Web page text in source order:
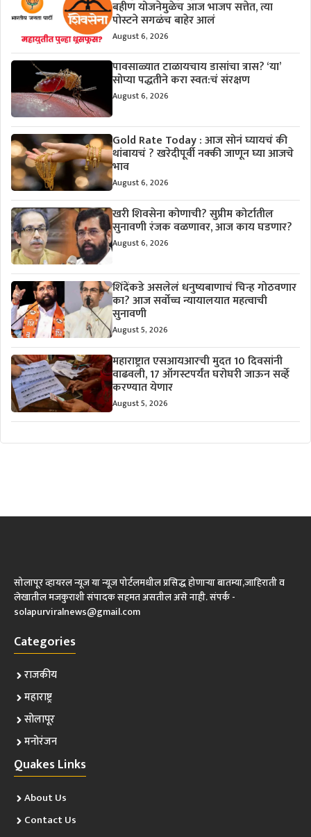
बहीण योजनेमुळेच आज भाजप सत्तेत, त्या
पोस्टने सगळंच बाहेर आलं
August 6, 2026
पावसाळ्यात टाळायचाय डासांचा त्रास? ‘या’
सोप्या पद्धतीने करा स्वत:चं संरक्षण
August 6, 2026
Gold Rate Today : आज सोनं घ्यायचं की
थांबायचं ? खरेदीपूर्वी नक्की जाणून घ्या आजचे
भाव
August 6, 2026
खरी शिवसेना कोणाची? सुप्रीम कोर्टातील
सुनावणी रंजक वळणावर, आज काय घडणार?
August 6, 2026
शिंदेंकडे असलेलं धनुष्यबाणाचं चिन्ह गोठवणार
का? आज सर्वोच्च न्यायालयात महत्वाची
सुनावणी
August 5, 2026
महाराष्ट्रात एसआयआरची मुदत 10 दिवसांनी
वाढवली, 17 ऑगस्टपर्यंत घरोघरी जाऊन सर्व्हे
करण्यात येणार
August 5, 2026
सोलापूर व्हायरल न्यूज या न्यूज पोर्टलमधील प्रसिद्ध होणाऱ्या बातम्या,जाहिराती व
लेखातील मजकुराशी संपादक सहमत असतील असे नाही. संपर्क -
solapurviralnews@gmail.com
Categories
राजकीय
महाराष्ट्र
सोलापूर
मनोरंजन
Quakes Links
About Us
Contact Us